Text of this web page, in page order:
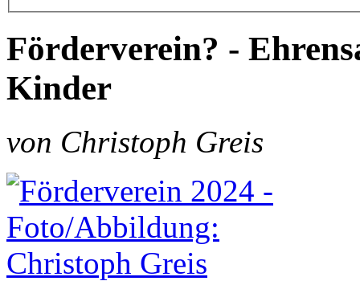
Förderverein? -
Kinder
von Christoph Greis